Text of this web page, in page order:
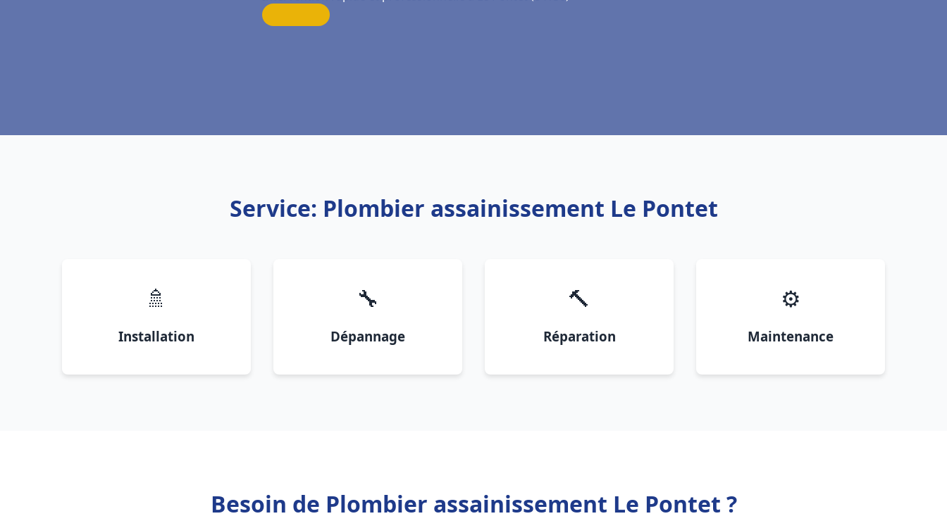
Service: Plombier assainissement Le Pontet
🚿
Installation
🔧
Dépannage
🔨
Réparation
⚙️
Maintenance
Besoin de Plombier assainissement Le Pontet ?